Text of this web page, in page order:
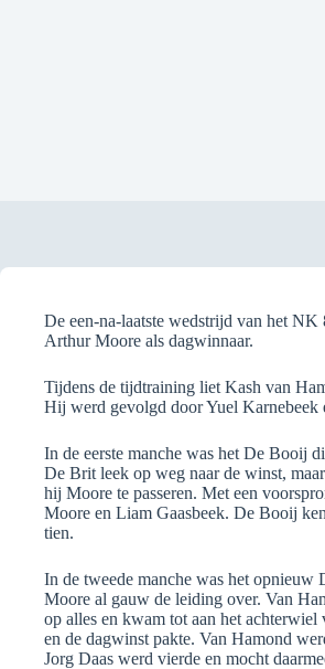
De een-na-laatste wedstrijd van het
Arthur Moore als dagwinnaar.
Tijdens de tijdtraining liet Kash van
Hij werd gevolgd door Yuel Karnebeek
In de eerste manche was het De Booij
De Brit leek op weg naar de winst,
hij Moore te passeren. Met een
Moore en Liam Gaasbeek. De Booij
tien.
In de tweede manche was het opnieuw
Moore al gauw de leiding over. Van
op alles en kwam tot aan het
en de dagwinst pakte. Van Hamond
Jorg Daas werd vierde en mocht